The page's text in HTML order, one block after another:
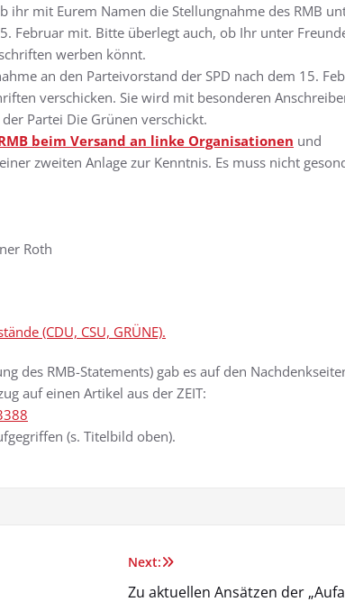
ihr mit Eurem Namen die Stellungnahme des RMB
Februar mit. Bitte überlegt auch, ob Ihr unter
werben könnt.
an den Parteivorstand der SPD nach dem 15.
verschicken. Sie wird mit besonderen
Partei Die Grünen verschickt.
beim Versand an linke Organisationen und
zweiten Anlage zur Kenntnis. Es muss nicht
Roth
(CDU, CSU, GRÜNE).
des RMB-Statements) gab es auf den
auf einen Artikel aus der ZEIT:
(s. Titelbild oben).
Next:
Zu aktuellen Ansätzen der